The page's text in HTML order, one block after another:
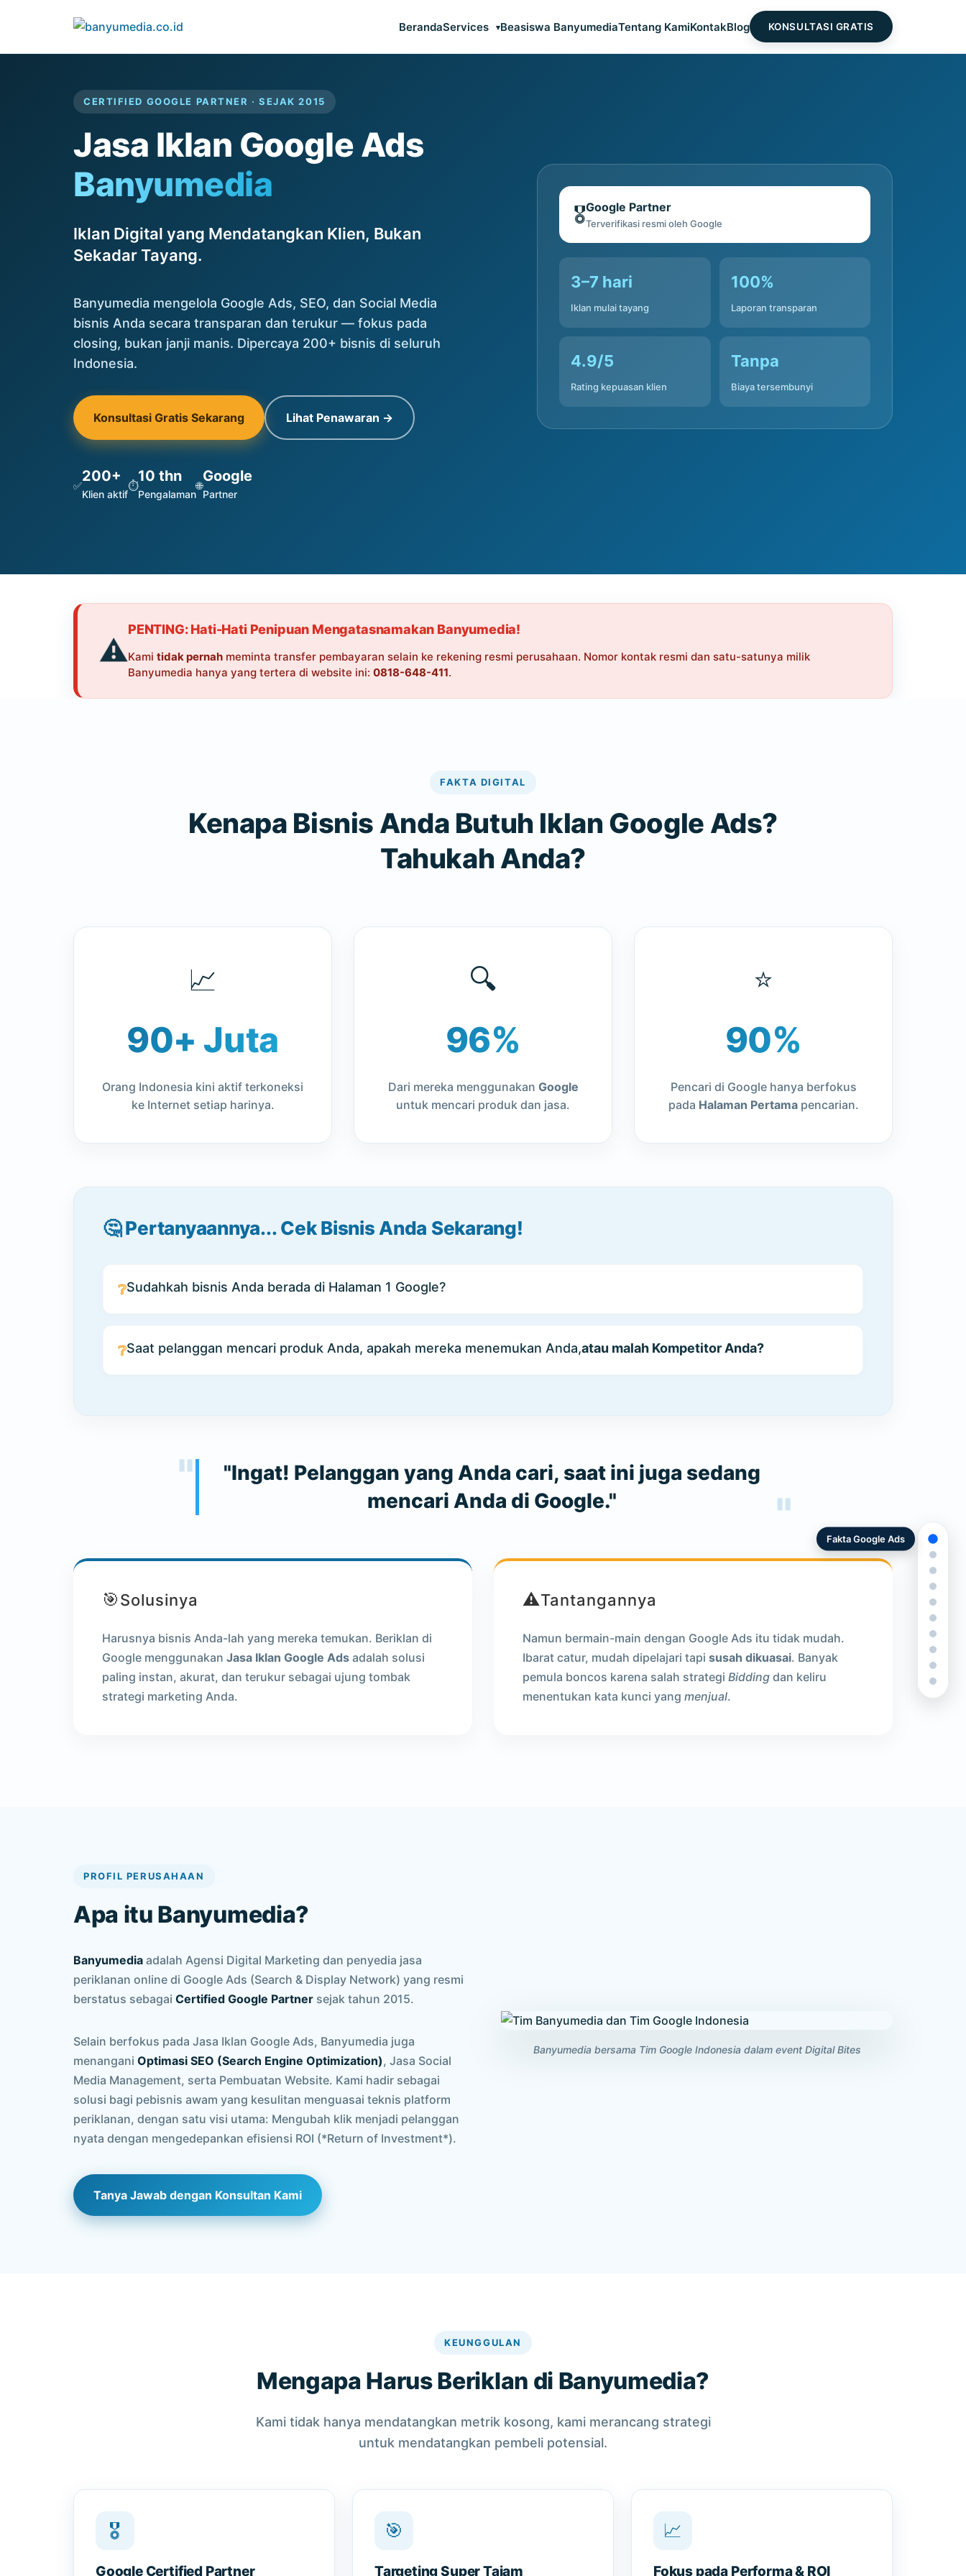
BerandaServices Beasiswa BanyumediaTentang KamiKontakBlog KONSULTASI GRATIS
CERTIFIED GOOGLE PARTNER · SEJAK 2015
Jasa Iklan Google Ads
Banyumedia
Iklan Digital yang Mendatangkan Klien, Bukan
Sekadar Tayang.
Banyumedia mengelola Google Ads, SEO, dan Social Media
bisnis Anda secara transparan dan terukur — fokus pada
closing, bukan janji manis. Dipercaya 200+ bisnis di seluruh
Indonesia.
Konsultasi Gratis Sekarang Lihat Penawaran →
✅
200+
Klien aktif
⏱️
10 thn
Pengalaman
🌐
Google
Partner
🎖️Google Partner
Terverifikasi resmi oleh Google
3–7 hari
Iklan mulai tayang
100%
Laporan transparan
4.9/5
Rating kepuasan klien
Tanpa
Biaya tersembunyi
⚠️
PENTING: Hati-Hati Penipuan Mengatasnamakan Banyumedia!
Kami tidak pernah meminta transfer pembayaran selain ke rekening resmi perusahaan. Nomor kontak resmi dan satu-satunya milik
Banyumedia hanya yang tertera di website ini: 0818-648-411.
Fakta Google Ads
FAKTA DIGITAL
Kenapa Bisnis Anda Butuh Iklan Google Ads?
Tahukah Anda?
📈
90+ Juta
Orang Indonesia kini aktif terkoneksi
ke Internet setiap harinya.
🔍
96%
Dari mereka menggunakan Google
untuk mencari produk dan jasa.
⭐
90%
Pencari di Google hanya berfokus
pada Halaman Pertamapencarian.
🤔 Pertanyaannya... Cek Bisnis Anda Sekarang!
❔Sudahkah bisnis Anda berada di Halaman 1 Google?
❔Saat pelanggan mencari produk Anda, apakah mereka menemukan Anda,atau malah Kompetitor Anda?
"Ingat! Pelanggan yang Anda cari, saat ini juga sedang
mencari Anda di Google."
🎯Solusinya
Harusnya bisnis Anda-lah yang mereka temukan. Beriklan di
Google menggunakan Jasa Iklan Google Ads adalah solusi
paling instan, akurat, dan terukur sebagai ujung tombak
strategi marketing Anda.
⚠️Tantangannya
Namun bermain-main dengan Google Ads itu tidak mudah.
Ibarat catur, mudah dipelajari tapi susah dikuasai. Banyak
pemula boncos karena salah strategi Bidding dan keliru
menentukan kata kunci yang menjual.
PROFIL PERUSAHAAN
Apa itu Banyumedia?
Banyumedia adalah Agensi Digital Marketing dan penyedia jasa
periklanan online di Google Ads (Search & Display Network) yang resmi
berstatus sebagai Certified Google Partner sejak tahun 2015.
Selain berfokus pada Jasa Iklan Google Ads, Banyumedia juga
menangani Optimasi SEO (Search Engine Optimization), Jasa Social
Media Management, serta Pembuatan Website. Kami hadir sebagai
solusi bagi pebisnis awam yang kesulitan menguasai teknis platform
periklanan, dengan satu visi utama: Mengubah klik menjadi pelanggan
nyata dengan mengedepankan efisiensi ROI (*Return of Investment*).
Tanya Jawab dengan Konsultan Kami
Banyumedia bersama Tim Google Indonesia dalam event Digital Bites
KEUNGGULAN
Mengapa Harus Beriklan di Banyumedia?
Kami tidak hanya mendatangkan metrik kosong, kami merancang strategi
untuk mendatangkan pembeli potensial.
🎖️
Google Certified Partner
🎯
Targeting Super Tajam
📈
Fokus pada Performa & ROI